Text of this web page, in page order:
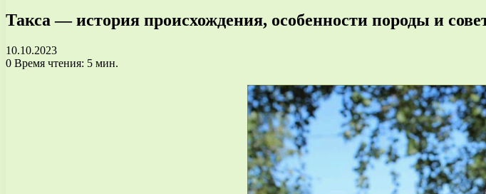
Такса — история происхождения, особенности породы и
10.10.2023
0 Время чтения: 5 мин.